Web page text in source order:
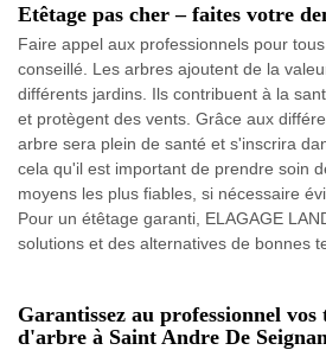
Etêtage pas cher – faites votre
Faire appel aux professionnels pour
conseillé. Les arbres ajoutent de la
différents jardins. Ils contribuent à la
et protègent des vents. Grâce aux
arbre sera plein de santé et s'inscrira
cela qu'il est important de prendre soin
moyens les plus fiables, si nécessaire
Pour un étêtage garanti, ELAGAGE
solutions et des alternatives de bonnes
Garantissez au professionnel
d'arbre à Saint Andre De